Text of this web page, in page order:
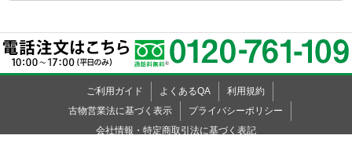
飛び散り
標準カラーサンプル /
互換性テストサンプルを印刷する。
ご利用ガイド よくあるQA
利用規約
古物営業法に基づく表示
プライバシーポリシー
会社情報・特定商取引法に基づく表記